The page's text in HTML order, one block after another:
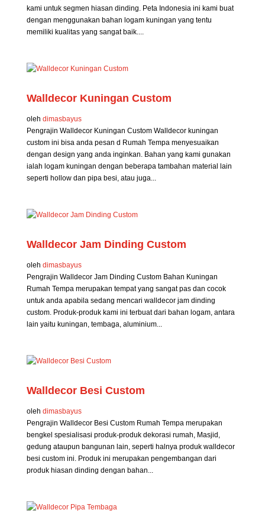
kami untuk segmen hiasan dinding. Peta Indonesia ini kami buat
dengan menggunakan bahan logam kuningan yang tentu
memiliki kualitas yang sangat baik....
Walldecor Kuningan Custom
oleh dimasbayus
Pengrajin Walldecor Kuningan Custom Walldecor kuningan
custom ini bisa anda pesan d Rumah Tempa menyesuaikan
dengan design yang anda inginkan. Bahan yang kami gunakan
ialah logam kuningan dengan beberapa tambahan material lain
seperti hollow dan pipa besi, atau juga...
Walldecor Jam Dinding Custom
oleh dimasbayus
Pengrajin Walldecor Jam Dinding Custom Bahan Kuningan
Rumah Tempa merupakan tempat yang sangat pas dan cocok
untuk anda apabila sedang mencari walldecor jam dinding
custom. Produk-produk kami ini terbuat dari bahan logam, antara
lain yaitu kuningan, tembaga, aluminium...
Walldecor Besi Custom
oleh dimasbayus
Pengrajin Walldecor Besi Custom Rumah Tempa merupakan
bengkel spesialisasi produk-produk dekorasi rumah, Masjid,
gedung ataupun bangunan lain, seperti halnya produk walldecor
besi custom ini. Produk ini merupakan pengembangan dari
produk hiasan dinding dengan bahan...